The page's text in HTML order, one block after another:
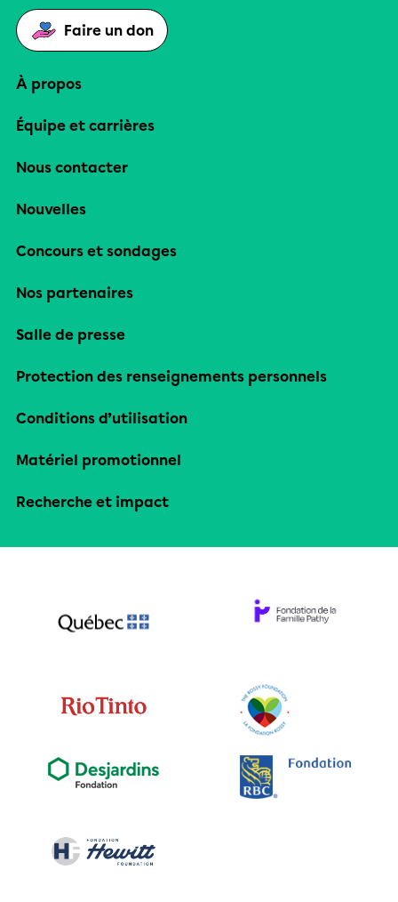
Faire un don
À propos
Équipe et carrières
Nous contacter
Nouvelles
Concours et sondages
Nos partenaires
Salle de presse
Protection des renseignements personnels
Conditions d’utilisation
Matériel promotionnel
Recherche et impact